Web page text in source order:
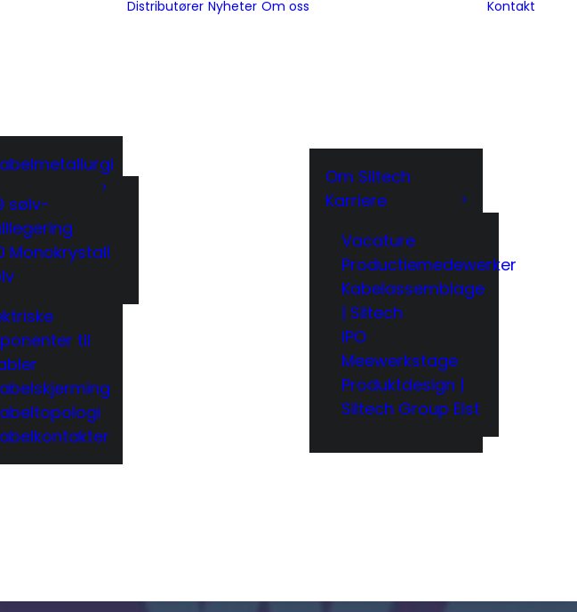
sølv-
Monokrystall
til
Distributører Nyheter Om oss
Om Siltech
Karriere
Vacature
Productiemedewerker
Kabelassemblage
| Siltech
IPO
Meewerkstage
Produktdesign |
Siltech Group Elst
Kontakt